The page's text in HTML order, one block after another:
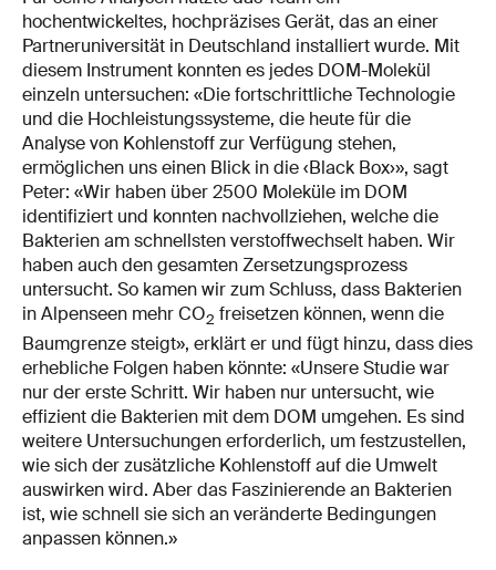
hochentwickeltes, hochpräzises Gerät, das an einer
Partneruniversität in Deutschland installiert wurde. Mit
diesem Instrument konnten es jedes DOM-Molekül
einzeln untersuchen: «Die fortschrittliche Technologie
und die Hochleistungssysteme, die heute für die
Analyse von Kohlenstoff zur Verfügung stehen,
ermöglichen uns einen Blick in die ‹Black Box›», sagt
Peter: «Wir haben über 2500 Moleküle im DOM
identifiziert und konnten nachvollziehen, welche die
Bakterien am schnellsten verstoffwechselt haben. Wir
haben auch den gesamten Zersetzungsprozess
untersucht. So kamen wir zum Schluss, dass Bakterien
in Alpenseen mehr CO2 freisetzen können, wenn die
Baumgrenze steigt», erklärt er und fügt hinzu, dass dies
erhebliche Folgen haben könnte: «Unsere Studie war
nur der erste Schritt. Wir haben nur untersucht, wie
effizient die Bakterien mit dem DOM umgehen. Es sind
weitere Untersuchungen erforderlich, um festzustellen,
wie sich der zusätzliche Kohlenstoff auf die Umwelt
auswirken wird. Aber das Faszinierende an Bakterien
ist, wie schnell sie sich an veränderte Bedingungen
anpassen können.»